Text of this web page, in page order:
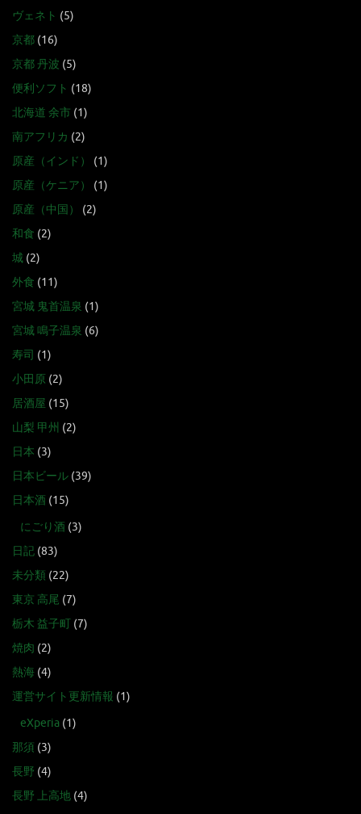
ヴェネト (5)
京都 (16)
京都 丹波 (5)
便利ソフト (18)
北海道 余市 (1)
南アフリカ (2)
原産（インド）
(1)
原産（ケニア）
(1)
原産（中国）
(2)
和食 (2)
城 (2)
外食 (11)
宮城 鬼首温泉 (1)
宮城 鳴子温泉 (6)
寿司 (1)
小田原 (2)
居酒屋 (15)
山梨 甲州 (2)
日本 (3)
日本ビール (39)
日本酒 (15)
にごり酒 (3)
日記 (83)
未分類 (22)
東京 高尾 (7)
栃木 益子町 (7)
焼肉 (2)
熱海 (4)
運営サイト更新情報 (1)
eXperia (1)
那須 (3)
長野 (4)
長野 上高地 (4)